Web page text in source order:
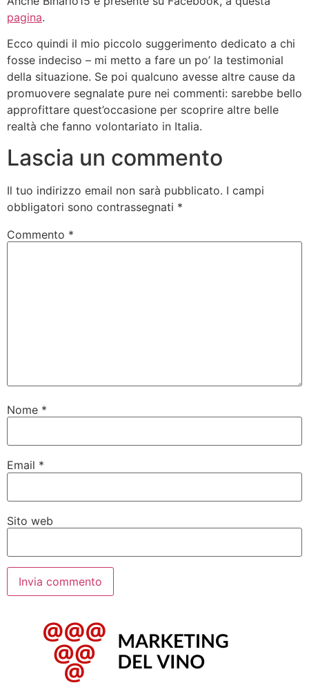
pagina.
Ecco quindi il mio piccolo suggerimento dedicato a chi
fosse indeciso – mi metto a fare un po’ la testimonial
della situazione. Se poi qualcuno avesse altre cause da
promuovere segnalate pure nei commenti: sarebbe bello
approfittare quest’occasione per scoprire altre belle
realtà che fanno volontariato in Italia.
Lascia un commento
Il tuo indirizzo email non sarà pubblicato. I campi
obbligatori sono contrassegnati *
Commento *
Nome *
Email *
Sito web